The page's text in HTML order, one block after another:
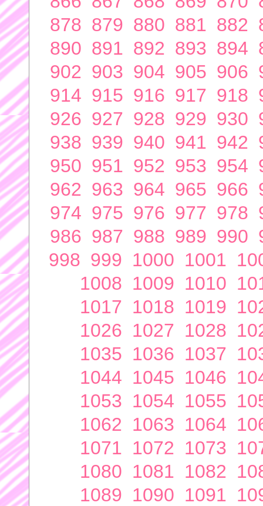
878 879 880 881 882
890 891 892 893 894
902 903 904 905 906
914 915 916 917 918
926 927 928 929 930
938 939 940 941 942
950 951 952 953 954
962 963 964 965 966
974 975 976 977 978
986 987 988 989 990
998 999 1000 1001
1008 1009 1010
1017 1018 1019
1026 1027 1028
1035 1036 1037
1044 1045 1046
1053 1054 1055
1062 1063 1064
1071 1072 1073
1080 1081 1082
1089 1090 1091